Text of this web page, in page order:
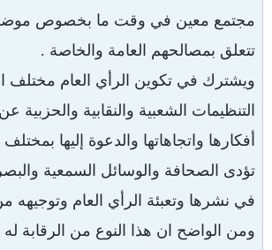
مجتمع معين في وقت ما بخصوص
تتعلق بمصالحهم العامة والخاصة .
ويشترك في تكوين الرأي العام مختلف
التنظيمات الشعبية والنقابية
أفكارها واتجاهاتها والدعوة إليها
تؤدى الصحافة والوسائل السمعية
في نشرها وتعبئة الرأي العام وتوجيهه
ومن الواضح ان هذا النوع من الرقابة له